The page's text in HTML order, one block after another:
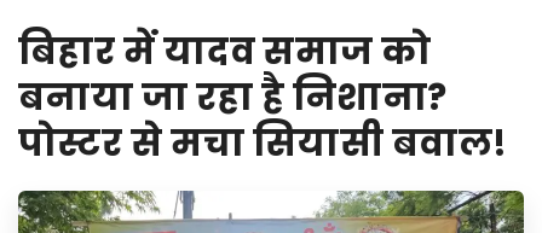
बिहार में यादव समाज को
बनाया जा रहा है निशाना?
पोस्टर से मचा सियासी बवाल!